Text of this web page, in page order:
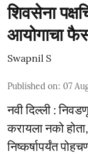
शिवसेना
आयोगाचा
Swapnil S
Published on: 07
नवी दिल्ली :
करायला नको
निष्कर्षापर्यंत